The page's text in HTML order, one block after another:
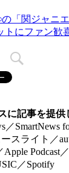
「関ジャニ
トにファン歓
に記事を提供
SmartNews
スライト／
Podcast／
／Spotify